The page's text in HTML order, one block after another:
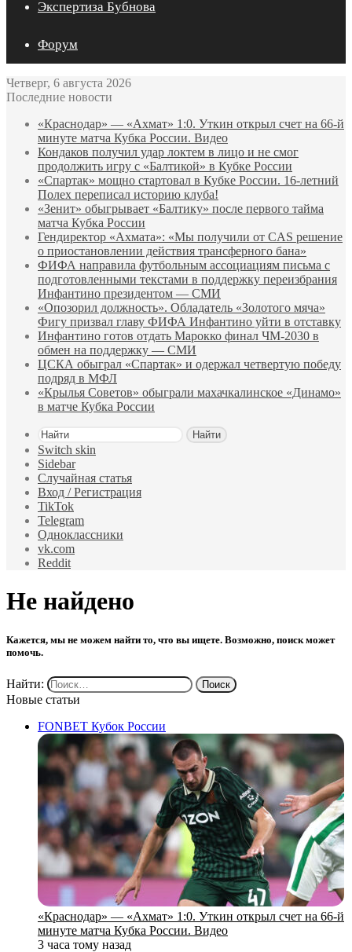
Экспертиза Бубнова
Форум
Четверг, 6 августа 2026
Последние новости
«Краснодар» — «Ахмат» 1:0. Уткин открыл счет на 66‑й
минуте матча Кубка России. Видео
Кондаков получил удар локтем в лицо и не смог
продолжить игру с «Балтикой» в Кубке России
«Спартак» мощно стартовал в Кубке России. 16-летний
Полех переписал историю клуба!
«Зенит» обыгрывает «Балтику» после первого тайма
матча Кубка России
Гендиректор «Ахмата»: «Мы получили от CAS решение
о приостановлении действия трансферного бана»
ФИФА направила футбольным ассоциациям письма с
подготовленными текстами в поддержку переизбрания
Инфантино президентом — СМИ
«Опозорил должность». Обладатель «Золотого мяча»
Фигу призвал главу ФИФА Инфантино уйти в отставку
Инфантино готов отдать Марокко финал ЧМ‑2030 в
обмен на поддержку — СМИ
ЦСКА обыграл «Спартак» и одержал четвертую победу
подряд в МФЛ
«Крылья Советов» обыграли махачкалинское «Динамо»
в матче Кубка России
Найти
Switch skin
Sidebar
Случайная статья
Вход / Регистрация
TikTok
Telegram
Одноклассники
vk.com
Reddit
Не найдено
Кажется, мы не можем найти то, что вы ищете. Возможно, поиск может
помочь.
Найти:
Новые статьи
FONBET Кубок России
«Краснодар» — «Ахмат» 1:0. Уткин открыл счет на 66‑й
минуте матча Кубка России. Видео
3 часа тому назад